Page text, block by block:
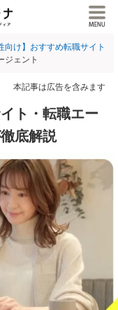
向け】おすすめ転職サイト
ジェント
本記事は広告を含みます
ト・転職エー
底解説